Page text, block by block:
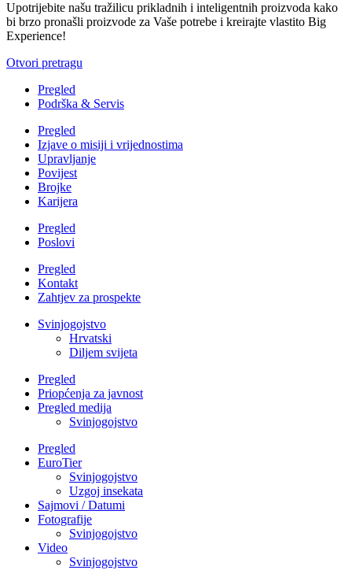
Upotrijebite našu tražilicu prikladnih i inteligentnih proizvoda kako
bi brzo pronašli proizvode za Vaše potrebe i kreirajte vlastito Big
Experience!
Otvori pretragu
Pregled
Podrška & Servis
Pregled
Izjave o misiji i vrijednostima
Upravljanje
Povijest
Brojke
Karijera
Pregled
Poslovi
Pregled
Kontakt
Zahtjev za prospekte
Svinjogojstvo
Hrvatski
Diljem svijeta
Pregled
Priopćenja za javnost
Pregled medija
Svinjogojstvo
Pregled
EuroTier
Svinjogojstvo
Uzgoj insekata
Sajmovi / Datumi
Fotografije
Svinjogojstvo
Video
Svinjogojstvo